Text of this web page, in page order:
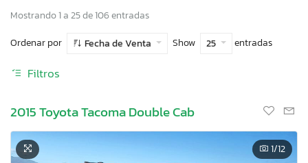
Mostrando 1 a 25 de 106 entradas
Ordenar por
Fecha de Venta Show 25 entradas
Filtros
2015 Toyota Tacoma Double Cab
1/12